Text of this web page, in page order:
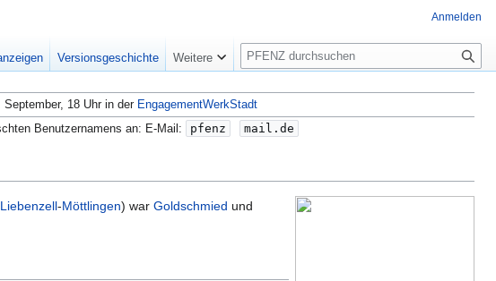
18 Uhr in der EngagementWerkStadt
Benutzernamens an: E-Mail:
pfenz mail.de
-Möttlingen) war Goldschmied und
Anmelden
Versionsgeschichte Weitere
S
u
c
h
e